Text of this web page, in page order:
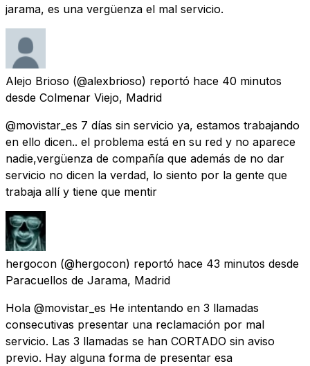
jarama, es una vergüenza el mal servicio.
Alejo Brioso (@alexbrioso) reportó hace 40 minutos
desde Colmenar Viejo, Madrid
@movistar_es 7 días sin servicio ya, estamos trabajando
en ello dicen.. el problema está en su red y no aparece
nadie,vergüenza de compañía que además de no dar
servicio no dicen la verdad, lo siento por la gente que
trabaja allí y tiene que mentir
hergocon (@hergocon) reportó hace 43 minutos desde
Paracuellos de Jarama, Madrid
Hola @movistar_es He intentando en 3 llamadas
consecutivas presentar una reclamación por mal
servicio. Las 3 llamadas se han CORTADO sin aviso
previo. Hay alguna forma de presentar esa